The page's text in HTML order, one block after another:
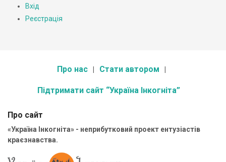
Вхід
Реєстрація
Про нас Стати автором
Підтримати сайт “Україна Інкогніта”
Про сайт
«Україна Інкогніта» - неприбутковий проект ентузіастів
краєзнавства.